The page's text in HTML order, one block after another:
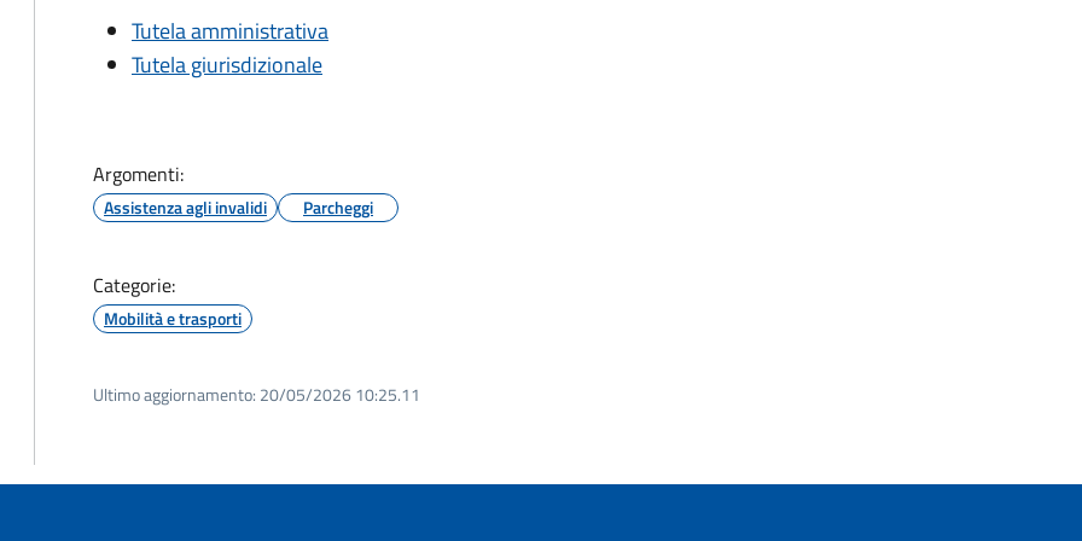
Tutela amministrativa
Tutela giurisdizionale
Argomenti:
Assistenza agli invalidi Parcheggi
Categorie:
Mobilità e trasporti
Ultimo aggiornamento: 20/05/2026 10:25.11